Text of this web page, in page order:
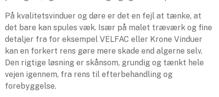
På kvalitetsvinduer og døre er det en fejl at tænke, at
det bare kan spules væk. Især på malet træværk og fine
detaljer fra for eksempel VELFAC eller Krone Vinduer
kan en forkert rens gøre mere skade end algerne selv.
Den rigtige løsning er skånsom, grundig og tænkt hele
vejen igennem, fra rens til efterbehandling og
forebyggelse.